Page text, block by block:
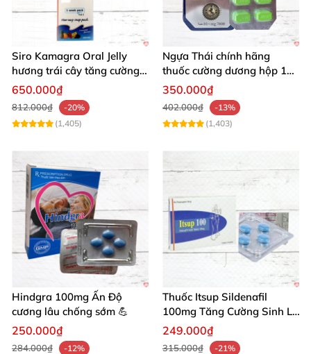
Siro Kamagra Oral Jelly
hương trái cây tăng cường
sinh lý nam sâu
650.000₫
812.000₫
-20%
(1,405)
Ngựa Thái chính hãng
thuốc cường dương hộp 10
viên kéo dài thời gian mạnh
350.000₫
402.000₫
-13%
(1,403)
Hindgra 100mg Ấn Độ
cương lâu chống sớm 💪
250.000₫
284.000₫
-12%
Thuốc Itsup Sildenafil
100mg Tăng Cường Sinh Lý
Nam Giới
249.000₫
315.000₫
-21%